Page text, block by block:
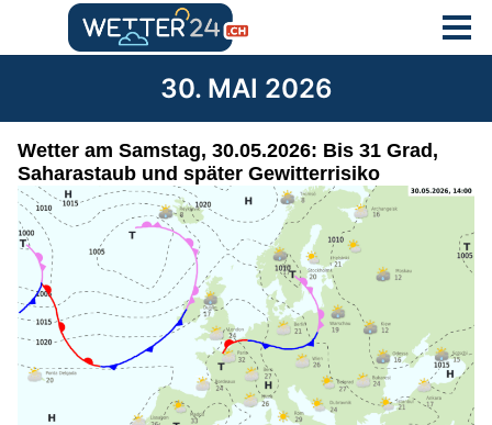
30. MAI 2026
Wetter am Samstag, 30.05.2026: Bis 31 Grad,
Saharastaub und später Gewitterrisiko